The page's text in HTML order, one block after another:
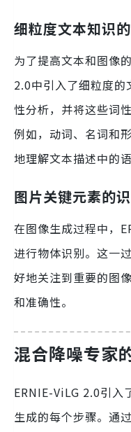
细粒度文本知识
为了提高文本和图像
2.0中引入了细粒度的
性分析，并将这些词
例如，动词、名词和
地理解文本描述中的语
图片关键元素的
在图像生成过程中，
进行物体识别。这一
好地关注到重要的图
和准确性。
混合降噪专家
ERNIE-ViLG 2.0引入
生成的每个步骤。通